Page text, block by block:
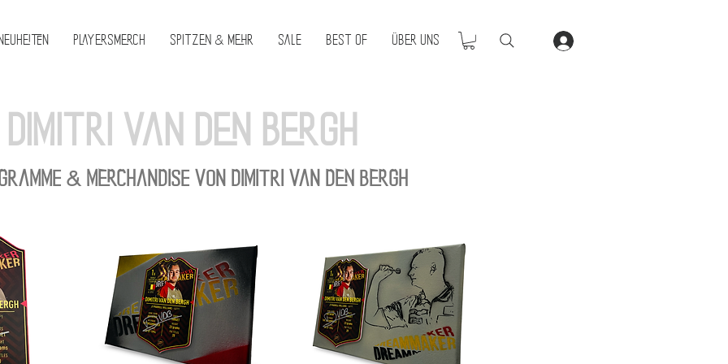
PlayersMerch Spitzen & Mehr Sale Best Of Über Uns
Dimitri Van den Bergh
& Merchandise von Dimitri Van den Bergh